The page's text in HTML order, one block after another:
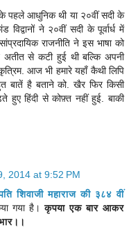
के पहले आधुनिक थी या २०वीं सदी के
ने २०वीं सदी के पूर्वार्ध में
राजनीति ने इस भाषा को
अतीत से कटी हुई थी बल्कि अपनी
आज भी हमारे यहाँ कैथी लिपि
बातें है बताने को. खैर फिर किसी
हुए हिंदी से कोफ़्त नहीं हुई. बाकी
2014 at 9:52 PM
शिवाजी महाराज की ३८४ वीं
गया है।कृपया एक बार आकर